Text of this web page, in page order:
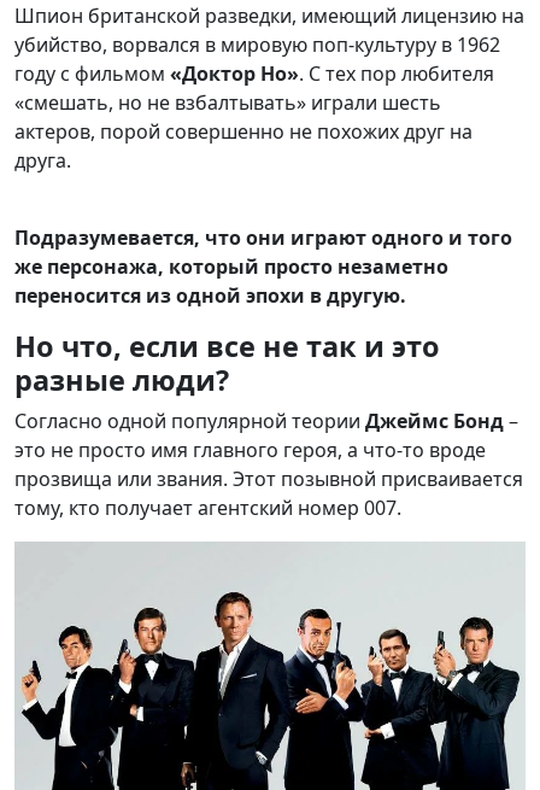
Шпион британской разведки, имеющий лицензию на
убийство, ворвался в мировую поп-культуру в 1962
году с фильмом «Доктор Но». С тех пор любителя
«смешать, но не взбалтывать» играли шесть
актеров, порой совершенно не похожих друг на
друга.
Подразумевается, что они играют одного и того
же персонажа, который просто незаметно
переносится из одной эпохи в другую.
Но что, если все не так и это
разные люди?
Согласно одной популярной теории Джеймс Бонд–
это не просто имя главного героя, а что-то вроде
прозвища или звания. Этот позывной присваивается
тому, кто получает агентский номер 007.